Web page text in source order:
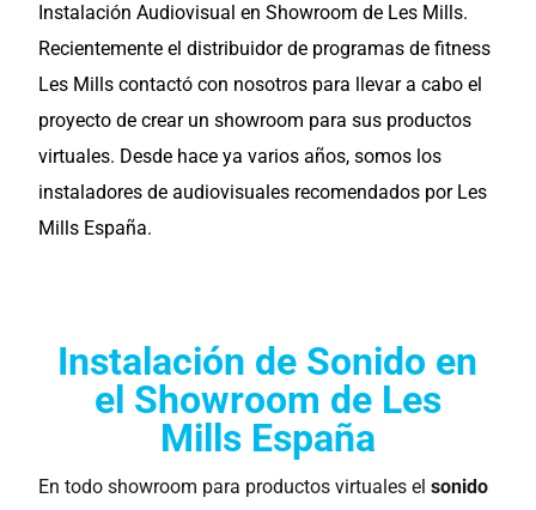
Instalación Audiovisual en Showroom de Les Mills.
Recientemente el distribuidor de programas de fitness
Les Mills contactó con nosotros para llevar a cabo el
proyecto de crear un showroom para sus productos
virtuales. Desde hace ya varios años, somos los
instaladores de audiovisuales recomendados por Les
Mills España.
Instalación de Sonido en
el Showroom de Les
Mills España
En todo showroom para productos virtuales elsonido